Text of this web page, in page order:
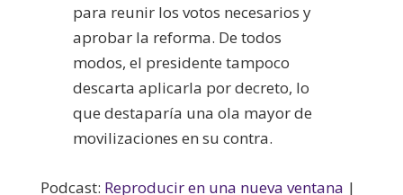
para reunir los votos necesarios y
aprobar la reforma. De todos
modos, el presidente tampoco
descarta aplicarla por decreto, lo
que destaparía una ola mayor de
movilizaciones en su contra.
Podcast: Reproducir en una nueva ventana |